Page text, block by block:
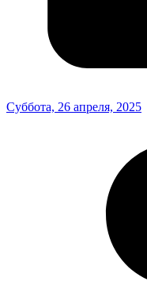
Суббота, 26 апреля, 2025